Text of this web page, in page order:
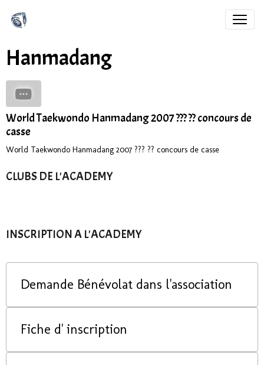
Hanmadang
World Taekwondo Hanmadang 2007 ??? ?? concours de
casse
World Taekwondo Hanmadang 2007 ??? ?? concours de casse
CLUBS DE L'ACADEMY
INSCRIPTION A L'ACADEMY
Demande Bénévolat dans l'association
Fiche d' inscription